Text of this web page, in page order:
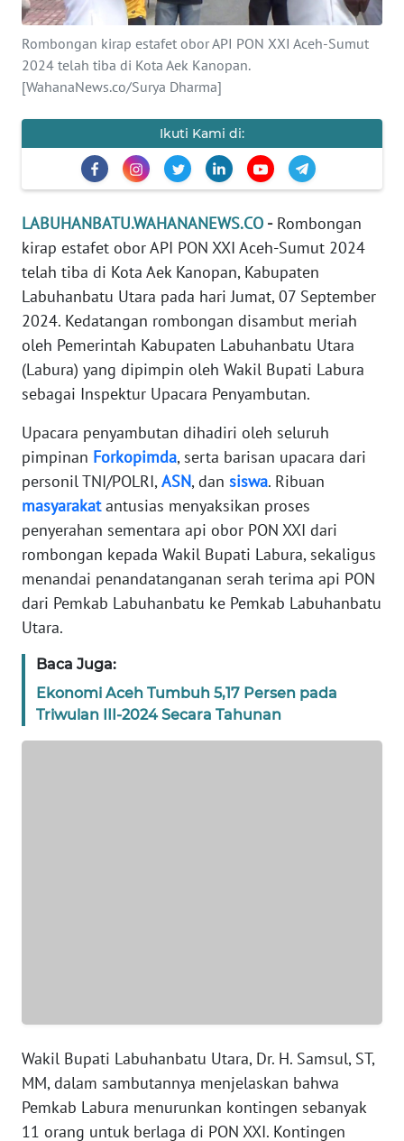
Rombongan kirap estafet obor API PON XXI Aceh-Sumut
2024 telah tiba di Kota Aek Kanopan.
[WahanaNews.co/Surya Dharma]
Ikuti Kami di:
LABUHANBATU.WAHANANEWS.CO -Rombongan
kirap estafet obor API PON XXI Aceh-Sumut 2024
telah tiba di Kota Aek Kanopan, Kabupaten
Labuhanbatu Utara pada hari Jumat, 07 September
2024. Kedatangan rombongan disambut meriah
oleh Pemerintah Kabupaten Labuhanbatu Utara
(Labura) yang dipimpin oleh Wakil Bupati Labura
sebagai Inspektur Upacara Penyambutan.
Upacara penyambutan dihadiri oleh seluruh
pimpinan Forkopimda, serta barisan upacara dari
personil TNI/POLRI,ASN, dan siswa. Ribuan
masyarakatantusias menyaksikan proses
penyerahan sementara api obor PON XXI dari
rombongan kepada Wakil Bupati Labura, sekaligus
menandai penandatanganan serah terima api PON
dari Pemkab Labuhanbatu ke Pemkab Labuhanbatu
Utara.
Baca Juga:
Ekonomi Aceh Tumbuh 5,17 Persen pada
Triwulan III-2024 Secara Tahunan
Wakil Bupati Labuhanbatu Utara, Dr. H. Samsul, ST,
MM, dalam sambutannya menjelaskan bahwa
Pemkab Labura menurunkan kontingen sebanyak
11 orang untuk berlaga di PON XXI. Kontingen
INDEKS
BERITA
KONTAK
KAMI
KAMI
PEDOMAN
MEDIA
SIBER
REDAKSI
DISCLAIMER
Wahana
Regional
WN
SUMUT
JAKARTA
WN
JABAR
WN
BARAT